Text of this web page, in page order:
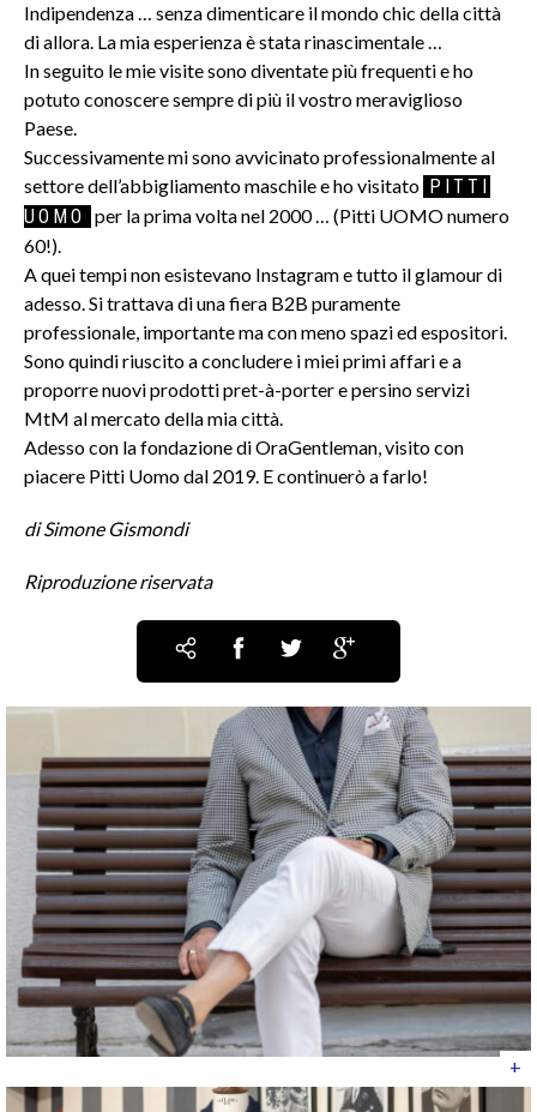
Indipendenza … senza dimenticare il mondo chic della città
di allora. La mia esperienza è stata rinascimentale …
In seguito le mie visite sono diventate più frequenti e ho
potuto conoscere sempre di più il vostro meraviglioso
Paese.
Successivamente mi sono avvicinato professionalmente al
settore dell’abbigliamento maschile e ho visitato PITTI
UOMO per la prima volta nel 2000 … (Pitti UOMO numero
60!).
A quei tempi non esistevano Instagram e tutto il glamour di
adesso. Si trattava di una fiera B2B puramente
professionale, importante ma con meno spazi ed espositori.
Sono quindi riuscito a concludere i miei primi affari e a
proporre nuovi prodotti pret-à-porter e persino servizi
MtM al mercato della mia città.
Adesso con la fondazione di OraGentleman, visito con
piacere Pitti Uomo dal 2019. E continuerò a farlo!
di Simone Gismondi
Riproduzione riservata
+